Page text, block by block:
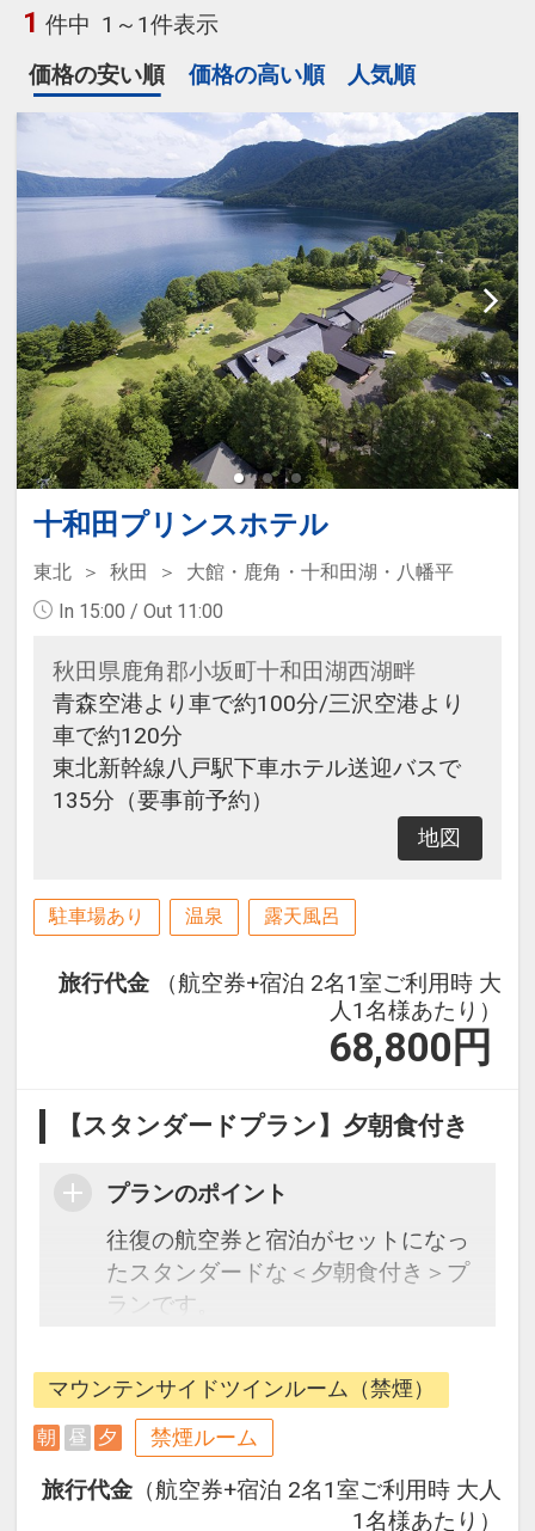
1 件中 1～1件表示
価格の安い順
価格の高い順 人気順
十和田プリンスホテル
東北 秋田
大館・鹿角・十和田湖・八幡平
In 15:00 / Out 11:00
秋田県鹿角郡小坂町十和田湖西湖畔
青森空港より車で約100分/三沢空港より
車で約120分
東北新幹線八戸駅下車ホテル送迎バスで
135分（要事前予約）
地図
駐車場あり 温泉 露天風呂
旅行代金
（航空券+宿泊 2名1室ご利用時 大
人1名様あたり）
68,800 円
【スタンダードプラン】夕朝食付き
プランのポイント
往復の航空券と宿泊がセットになっ
たスタンダードな＜夕朝食付き＞プ
ランです。
できるダイナミックパッケージだか
ら、一都市滞在はもちろん周遊旅行
にも最適！
旅行期間中の1泊だけの宿泊や延
泊・飛び泊なども自由自在です。
マウンテンサイドツインルーム（禁煙）
朝 昼 夕 禁煙ルーム
旅行代金 （航空券+宿泊 2名1室ご利用時 大人
1名様あたり）